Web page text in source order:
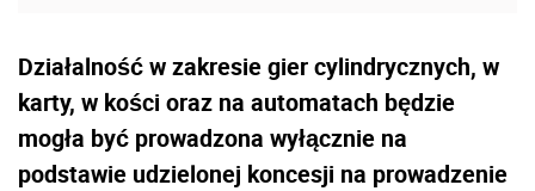
Działalność w zakresie gier cylindrycznych, w
karty, w kości oraz na automatach będzie
mogła być prowadzona wyłącznie na
podstawie udzielonej koncesji na prowadzenie